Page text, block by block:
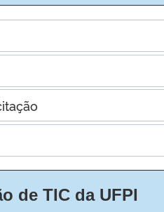
de TIC da UFPI